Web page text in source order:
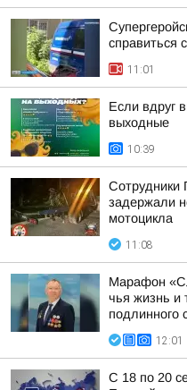
справиться
11:01
Если вдруг
выходные
10:39
Сотрудники
задержали
мотоцикла
11:08
Марафон
чья жизнь и
подлинного
12:01
С 18 по 20